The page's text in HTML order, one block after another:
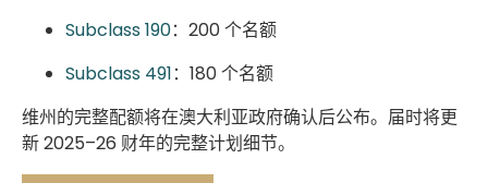
Subclass 190：200 个名额
Subclass 491：180 个名额
维州的完整配额将在澳大利亚政府确认后公布。届时将更
新 2025–26 财年的完整计划细节。